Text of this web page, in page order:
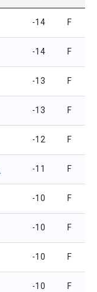
-14 F
-14 F
-13 F
-13 F
-12 F
-11 F
-10 F
-10 F
-10 F
-10 F